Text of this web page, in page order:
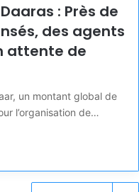
: Près de
des agents
attente de
un montant global de
l’organisation de…